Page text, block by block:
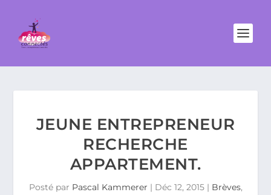
JEUNE ENTREPRENEUR
RECHERCHE
APPARTEMENT.
Posté par Pascal Kammerer | Déc 12, 2015| Brèves,